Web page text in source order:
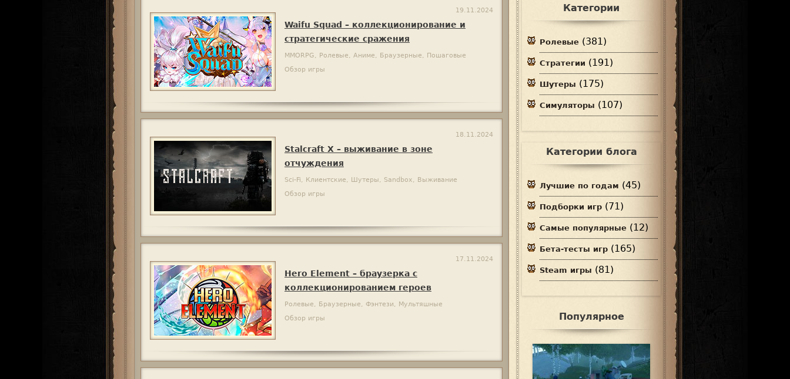
19.11.2024
Waifu Squad – коллекционирование и
стратегические сражения
MMORPG, Ролевые, Аниме, Браузерные, Пошаговые
Обзор игры
18.11.2024
Stalcraft X – выживание в зоне
отчуждения
Sci-Fi, Клиентские, Шутеры, Sandbox, Выживание
Обзор игры
17.11.2024
Hero Element – браузерка с
коллекционированием героев
Ролевые, Браузерные, Фэнтези, Мультяшные
Обзор игры
Категории
Ролевые (381)
Стратегии (191)
Шутеры (175)
Симуляторы (107)
Категории блога
Лучшие по годам (45)
Подборки игр (71)
Самые популярные (12)
Бета-тесты игр (165)
Steam игры (81)
Популярное